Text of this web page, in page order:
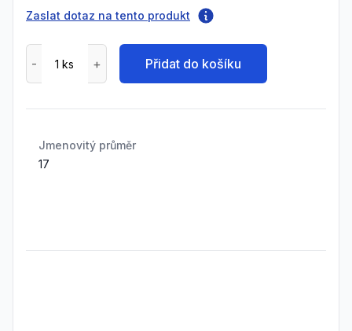
Zaslat dotaz na tento produkt
Přidat do košíku
Jmenovitý průměr
17